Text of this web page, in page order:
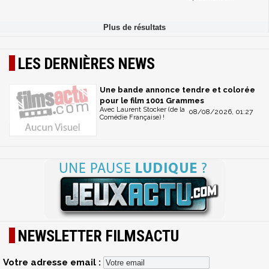
LES DERNIÈRES NEWS
Une bande annonce tendre et colorée
pour le film 1001 Grammes
08/08/2026, 01:27
Avec Laurent Stocker (de la
Comédie Française) !
NEWSLETTER FILMSACTU
Votre adresse email :